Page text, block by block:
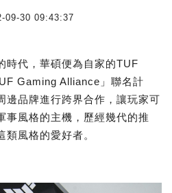
09-30 09:43:37
時代，華碩便為自家的TUF
Gaming Alliance」聯名計
邊品牌進行跨界合作，讓玩家可
事風格的主機，歷經幾代的推
類風格的愛好者。